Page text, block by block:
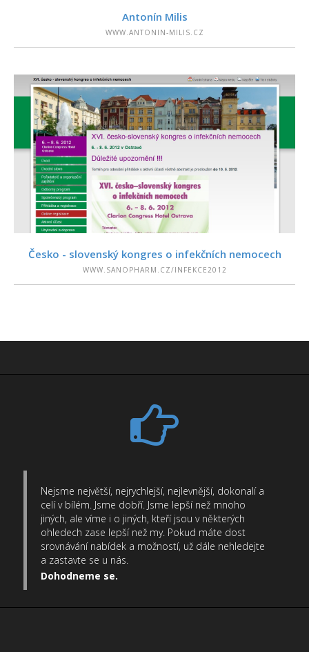
PODROBNOSTI
Antonín Milis
WWW.ANTONIN-MILIS.CZ
PODROBNOSTI
Česko - slovenský kongres o infekčních nemocech
WWW.SANOPHARM.CZ/INFEKCE2012
Nejsme největší, nejrychlejší, nejlevnější, dokonalí a
celí v bílém. Jsme dobří. Jsme lepší než mnoho
jiných, ale víme i o jiných, kteří jsou v některých
ohledech zase lepší než my. Pokud máte dost
srovnávání nabídek a možností, už dále nehledejte
a zastavte se u nás.
Dohodneme se.